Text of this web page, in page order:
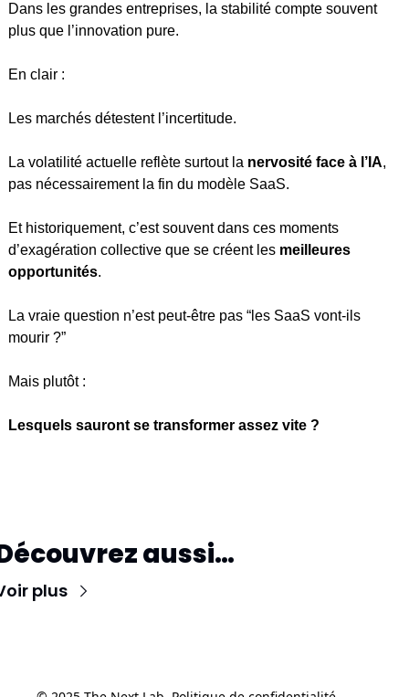
Dans les grandes entreprises, la stabilité compte souvent
plus que l’innovation pure.
En clair :
Les marchés détestent l’incertitude.
La volatilité actuelle reflète surtout la nervosité face à l’IA,
pas nécessairement la fin du modèle SaaS.
Et historiquement, c’est souvent dans ces moments
d’exagération collective que se créent les meilleures
opportunités.
La vraie question n’est peut-être pas “les SaaS vont-ils
mourir ?”
Mais plutôt :
Lesquels sauront se transformer assez vite ?
aussi…
plus